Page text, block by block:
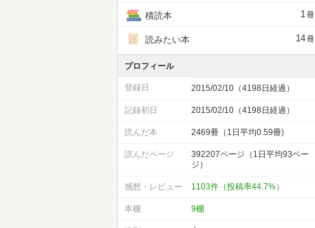
積読本 1冊
読みたい本 14冊
プロフィール
登録日 2015/02/10（4198日経過）
記録初日 2015/02/10（4198日経過）
読んだ本 2469冊（1日平均0.59冊)
読んだページ
392207ページ（1日平均93ペー
ジ）
感想・レビュー 1103件（投稿率44.7%）
本棚 9棚